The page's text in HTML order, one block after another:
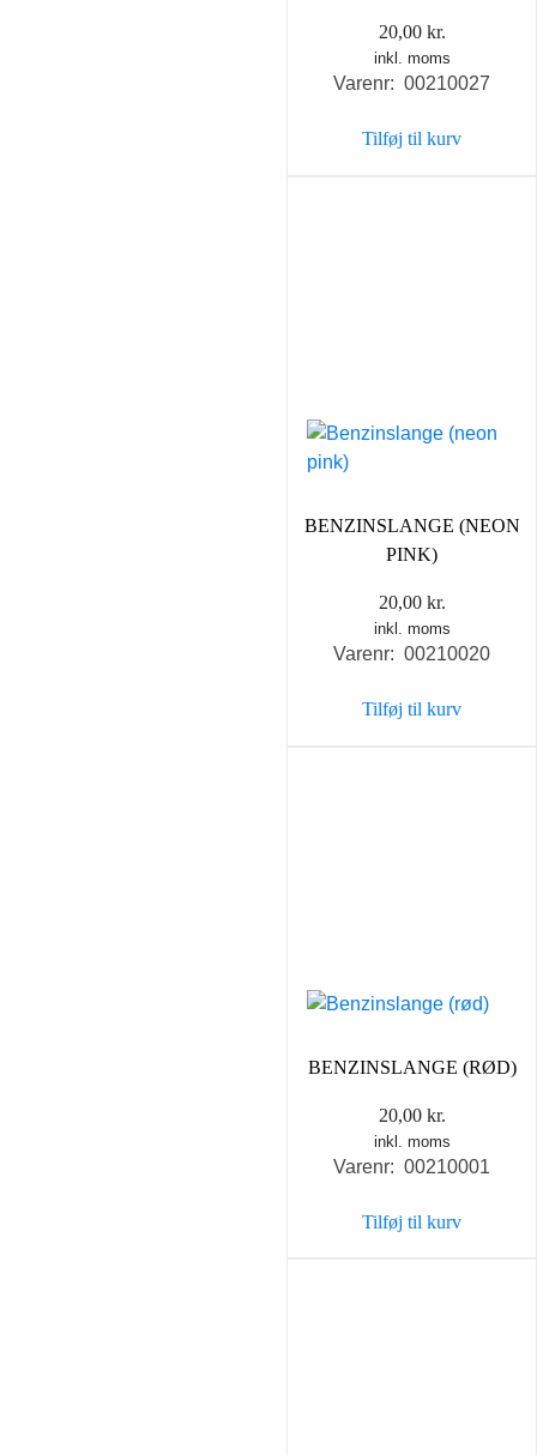
20,00 kr.
inkl. moms
Varenr: 00210027
Tilføj til kurv
BENZINSLANGE (NEON
PINK)
20,00 kr.
inkl. moms
Varenr: 00210020
Tilføj til kurv
BENZINSLANGE (RØD)
20,00 kr.
inkl. moms
Varenr: 00210001
Tilføj til kurv